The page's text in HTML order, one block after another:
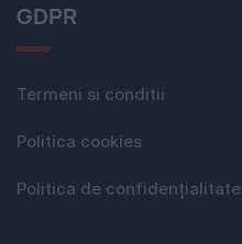
GDPR
Termeni si conditii
Politica cookies
Politica de confidențialitate